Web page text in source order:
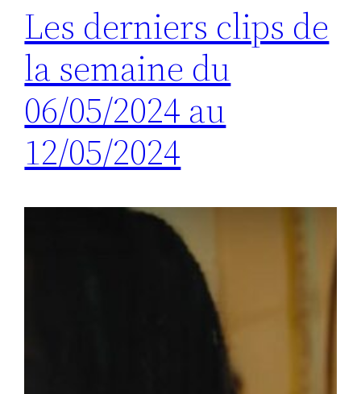
Les derniers clips de
la semaine du
06/05/2024 au
12/05/2024